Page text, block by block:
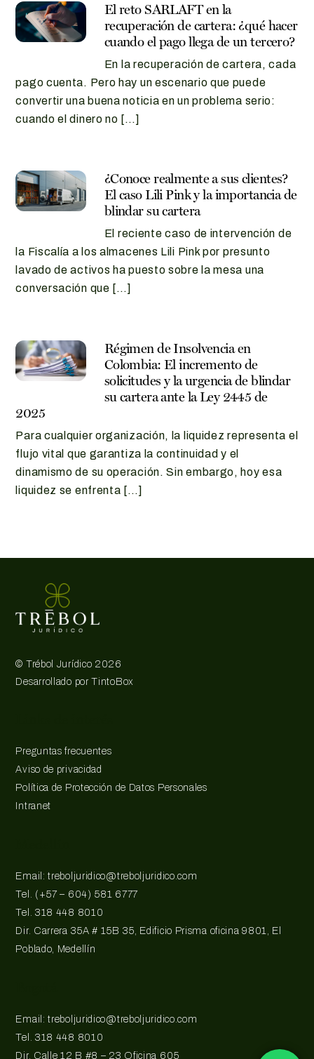
El reto SARLAFT en la
recuperación de cartera: ¿qué hacer
cuando el pago llega de un tercero?
En la recuperación de cartera, cada
pago cuenta. Pero hay un escenario que puede
convertir una buena noticia en un problema serio:
cuando el dinero no […]
¿Conoce realmente a sus clientes?
El caso Lili Pink y la importancia de
blindar su cartera
El reciente caso de intervención de
la Fiscalía a los almacenes Lili Pink por presunto
lavado de activos ha puesto sobre la mesa una
conversación que […]
Régimen de Insolvencia en
Colombia: El incremento de
solicitudes y la urgencia de blindar
su cartera ante la Ley 2445 de
2025
Para cualquier organización, la liquidez representa el
flujo vital que garantiza la continuidad y el
dinamismo de su operación. Sin embargo, hoy esa
liquidez se enfrenta […]
© Trébol Jurídico 2026
Desarrollado porTintoBox
Preguntas frecuentes
Aviso de privacidad
Política de Protección de Datos Personales
Intranet
Email: treboljuridico@treboljuridico.com
Tel. (+57 – 604) 581 6777
Tel. 318 448 8010
Dir. Carrera 35A # 15B 35, Edificio Prisma oficina 9801, El
Poblado, Medellín
Email: treboljuridico@treboljuridico.com
Tel. 318 448 8010
Dir. Calle 12 B #8 – 23 Oficina 605